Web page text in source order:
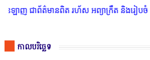
មានពិត រហ័ស អព្យាក្រឹត និងរៀបចំ ជ្រើសរើស
កាលបរិច្ឆេទ